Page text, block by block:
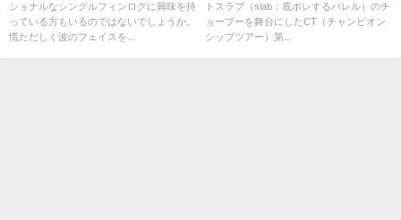
ショナルなシングルフィンログに興味を持
っている方もいるのではないでしょうか。
慌ただしく波のフェイスを...
トスラブ（slab：底ボレするバレル）のチ
ョープーを舞台にしたCT（チャンピオン
シップツアー）第...